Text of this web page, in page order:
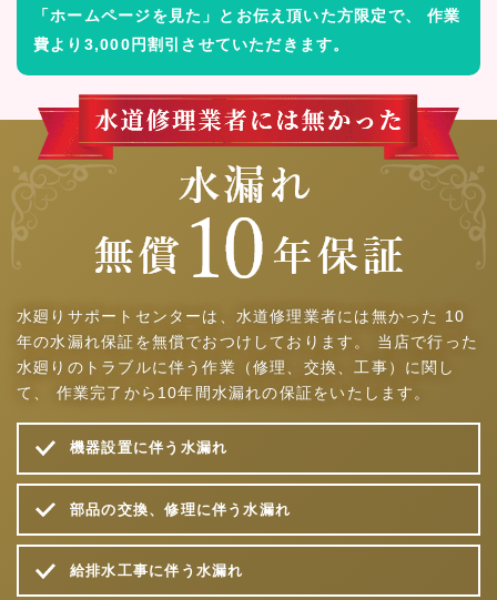
「ホームページを見た」とお伝え頂いた方限定で、
作業
費より3,000円割引させていただきます。
水廻りサポートセンターは、水道修理業者には無かった
10
年の水漏れ保証を無償でおつけしております。
当店で行った
水廻りのトラブルに伴う作業（修理、交換、工事）に関し
て、
作業完了から10年間水漏れの保証をいたします。
機器設置に伴う水漏れ
部品の交換、修理に伴う水漏れ
給排水工事に伴う水漏れ